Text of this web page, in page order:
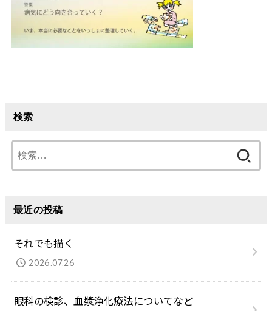
検索
索:
最近の投稿
それでも描く
2026.07.26
眼科の検診、血漿浄化療法についてなど